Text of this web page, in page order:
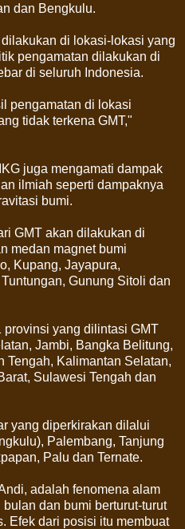
dan Bengkulu.
di lokasi-lokasi yang
pengamatan dilakukan di
di seluruh Indonesia.
pengamatan di lokasi
tidak terkena GMT,"
juga mengamati dampak
ilmiah seperti dampaknya
bumi.
GMT akan dilakukan di
medan magnet bumi
Kupang, Jayapura,
Gunung Sitoli dan
provinsi yang dilintasi GMT
Jambi, Bangka Belitung,
Tengah, Kalimantan Selatan,
Sulawesi Tengah dan
yang diperkirakan dilalui
Palembang, Tanjung
Palu dan Ternate.
adalah fenomena alam
dan bumi berturut-turut
Efek dari posisi itu membuat